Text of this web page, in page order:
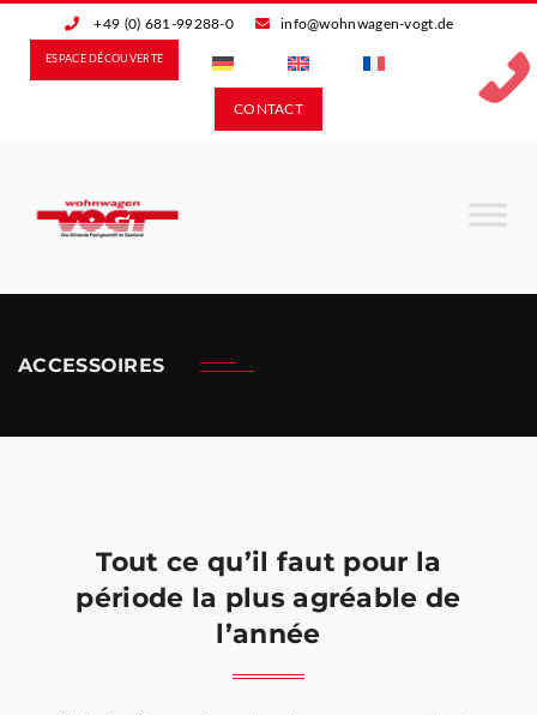
+49 (0) 681-99288-0 info@wohnwagen-vogt.de
ESPACE DÉCOUVERTE
CONTACT
ACCESSOIRES
Tout ce qu’il faut pour la
période la plus agréable de
l’année